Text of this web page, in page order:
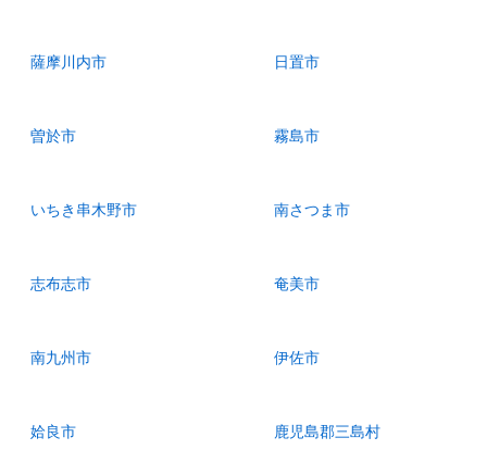
薩摩川内市 日置市
曽於市 霧島市
いちき串木野市 南さつま市
志布志市 奄美市
南九州市 伊佐市
姶良市 鹿児島郡三島村